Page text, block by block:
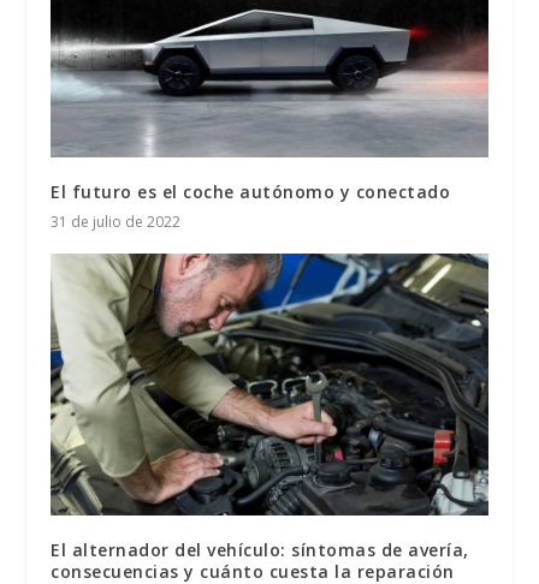
El futuro es el coche autónomo y conectado
31 de julio de 2022
El alternador del vehículo: síntomas de avería,
consecuencias y cuánto cuesta la reparación